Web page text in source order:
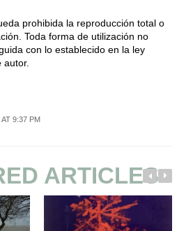
prohibida la reproducción total o
Toda forma de utilización no
con lo establecido en la ley
9:37 PM
ARTICLES